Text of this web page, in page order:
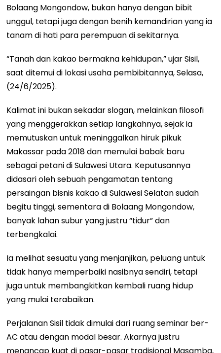
Bolaang Mongondow, bukan hanya dengan bibit
unggul, tetapi juga dengan benih kemandirian yang ia
tanam di hati para perempuan di sekitarnya.
“Tanah dan kakao bermakna kehidupan,” ujar Sisil,
saat ditemui di lokasi usaha pembibitannya, Selasa,
(24/6/2025).
Kalimat ini bukan sekadar slogan, melainkan filosofi
yang menggerakkan setiap langkahnya, sejak ia
memutuskan untuk meninggalkan hiruk pikuk
Makassar pada 2018 dan memulai babak baru
sebagai petani di Sulawesi Utara. Keputusannya
didasari oleh sebuah pengamatan tentang
persaingan bisnis kakao di Sulawesi Selatan sudah
begitu tinggi, sementara di Bolaang Mongondow,
banyak lahan subur yang justru “tidur” dan
terbengkalai.
Ia melihat sesuatu yang menjanjikan, peluang untuk
tidak hanya memperbaiki nasibnya sendiri, tetapi
juga untuk membangkitkan kembali ruang hidup
yang mulai terabaikan.
Perjalanan Sisil tidak dimulai dari ruang seminar ber-
AC atau dengan modal besar. Akarnya justru
menancap kuat di pasar-pasar tradisional Masamba,